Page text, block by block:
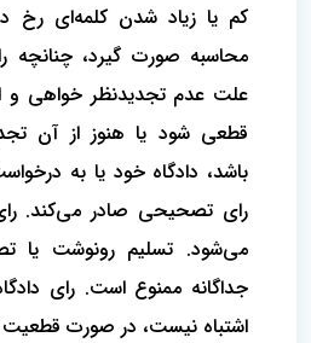
کم یا زیاد شدن کلمه‌ای رخ
محاسبه صورت گیرد، چنانچه
علت عدم تجدیدنظر‌ خواهی و
قطعی شود یا هنوز از آن
باشد، دادگاه خود یا به
رای تصحیحی صادر می‌کند.
می‌شود. تسلیم رونوشت یا
جداگانه ممنوع است. رای
اشتباه نیست، در صورت قطعیت